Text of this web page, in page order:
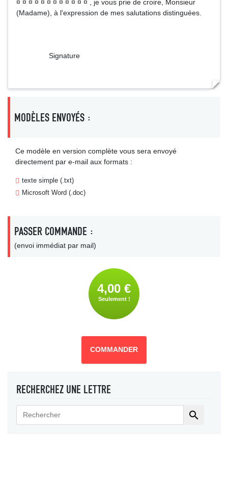
¤ ¤ ¤ ¤ ¤ ¤ ¤ ¤ ¤ ¤ ¤ ¤ , je vous prie de croire, Monsieur
(Madame), à l'expression de mes salutations distinguées.
Signature
MODÈLES ENVOYÉS :
Ce modèle en version complète vous sera envoyé
directement par e-mail aux formats :
texte simple (.txt)
Microsoft Word (.doc)
PASSER COMMANDE :
(envoi immédiat par mail)
4,00 €
Seulement !
COMMANDER
RECHERCHEZ UNE LETTRE
